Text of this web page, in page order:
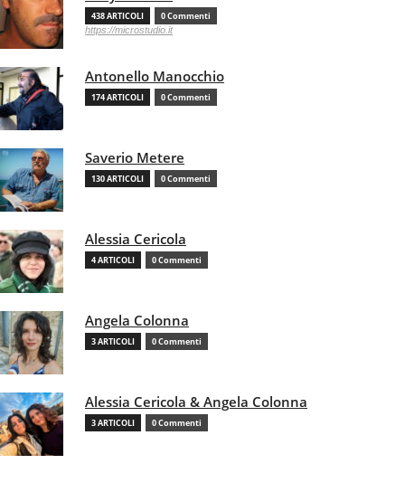
438 ARTICOLI 0 Commenti
https://microstudio.it
Antonello Manocchio
174 ARTICOLI 0 Commenti
Saverio Metere
130 ARTICOLI 0 Commenti
Alessia Cericola
4 ARTICOLI 0 Commenti
Angela Colonna
3 ARTICOLI 0 Commenti
Alessia Cericola & Angela Colonna
3 ARTICOLI 0 Commenti